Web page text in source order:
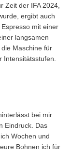
Zeit der IFA 2024,
ergibt auch
mit einer
langsamen
Maschine für
Intensitätsstufen.
bei mir
Eindruck. Das
Wochen und
Bohnen ich für